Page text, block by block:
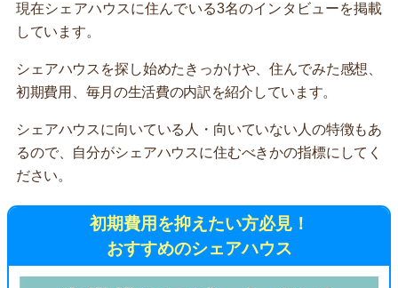
現在シェアハウスに住んでいる3名のインタビューを掲載
しています。
シェアハウスを探し始めたきっかけや、住んでみた感想、
初期費用、毎月の生活費の内訳を紹介しています。
シェアハウスに向いている人・向いていない人の特徴もあ
るので、自分がシェアハウスに住むべきかの指標にしてく
ださい。
初期費用を抑えたい方必見！
おすすめのシェアハウス